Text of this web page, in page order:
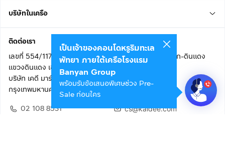
บริษัทในเครือ
ติดต่อเรา
เลขที่ 554/117 อาคารสกายไนน์ เซ็นเตอร์ ชั้น 22 ถนนอโศก-ดินแดง
แขวงดินแดง เขตดินแดง
บริษัท เคดี มาร์เก็ตเพลส จำกัด (สำนักงานใหญ่)
กรุงเทพมหานคร 10400
02 108 8531
cs@kaidee.com
เป็นเจ้าของคอนโดหรูริมทะเล
พัทยา ภายใต้เครือโรงแรม
Banyan Group
พร้อมรับข้อเสนอพิเศษช่วง Pre-
Sale ก่อนใคร